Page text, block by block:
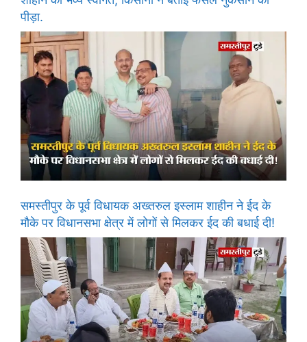
पीड़ा.
समस्तीपुर के पूर्व विधायक अख्तरुल इस्लाम शाहीन ने ईद के
मौके पर विधानसभा क्षेत्र में लोगों से मिलकर ईद की बधाई दी!